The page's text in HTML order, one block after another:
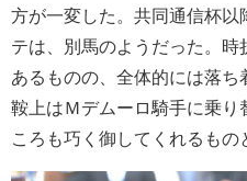
方が一変した。共同通信杯以
テは、別馬のようだった。
あるものの、全体的には落ち
鞍上はＭデムーロ騎手に乗り
ころも巧く御してくれるもの